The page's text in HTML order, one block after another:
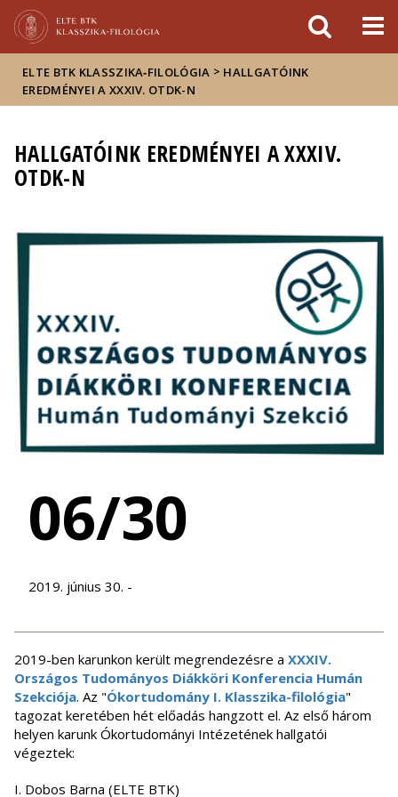
sajtóban
ELTE BTK KLASSZIKA‑FILOLÓGIA > HALLGATÓINK
EREDMÉNYEI A XXXIV. OTDK-N
HALLGATÓINK EREDMÉNYEI A XXXIV.
OTDK-N
06/30
2019. június 30. -
2019-ben karunkon került megrendezésre a XXXIV.
Országos Tudományos Diákköri Konferencia Humán
Szekciója. Az "Ókortudomány I. Klasszika-filológia"
tagozat keretében hét előadás hangzott el. Az első három
helyen karunk Ókortudományi Intézetének hallgatói
végeztek:
I. Dobos Barna (ELTE BTK)